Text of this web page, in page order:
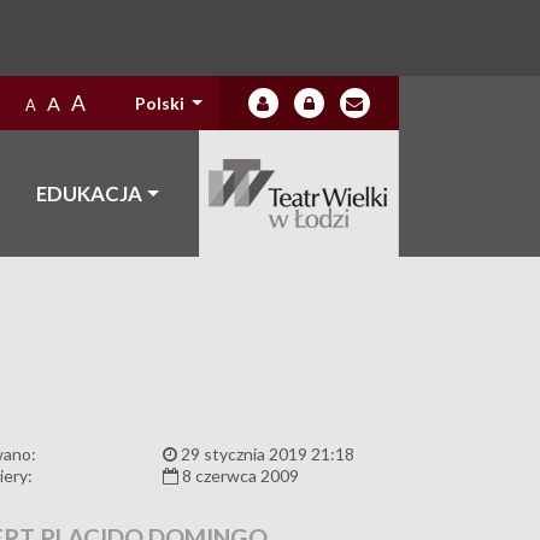
A A A Polski
EDUKACJA
29 stycznia 2019 21:18
8 czerwca 2009